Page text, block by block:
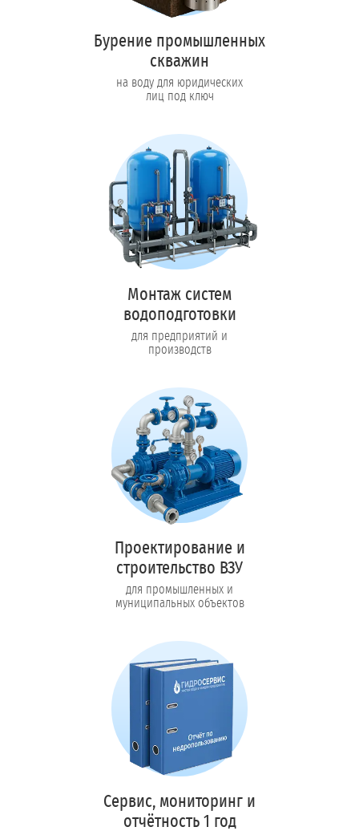
Бурение промышленных
скважин
на воду для юридических
лиц под ключ
Монтаж систем
водоподготовки
для предприятий и
производств
Проектирование и
строительство ВЗУ
для промышленных и
муниципальных объектов
Сервис, мониторинг и
отчётность 1 год